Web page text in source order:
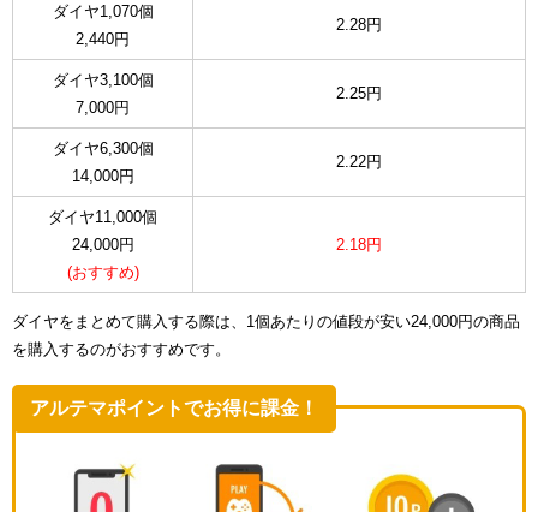
ダイヤ1,070個
2,440円
2.28円
ダイヤ3,100個
7,000円
2.25円
ダイヤ6,300個
14,000円
2.22円
ダイヤ11,000個
24,000円
(おすすめ)
2.18円
ダイヤをまとめて購入する際は、1個あたりの値段が安い24,000円の商品
を購入するのがおすすめです。
アルテマポイントでお得に課金！